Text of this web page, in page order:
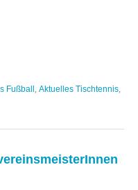
Fußball Aktuelles Tischtennis